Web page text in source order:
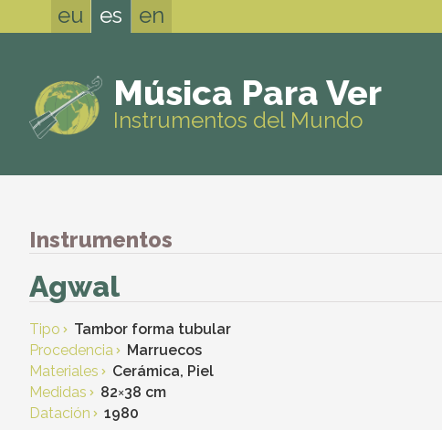
eu es en
Música Para Ver
Instrumentos del Mundo
Instrumentos
Agwal
Tipo
Tambor forma tubular
Procedencia
Marruecos
Materiales
Cerámica, Piel
Medidas
82×38 cm
Datación
1980